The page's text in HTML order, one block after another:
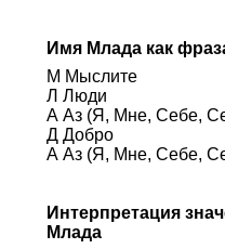
Имя Млада как
М Мыслите
Л Люди
А Аз (Я, Мне, Себе,
Д Добро
А Аз (Я, Мне, Себе,
Интерпретация
Млада